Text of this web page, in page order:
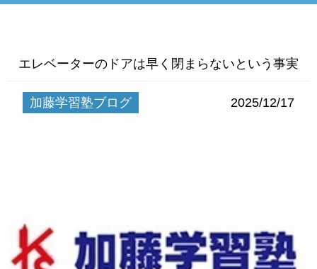
エレベーターのドアは早く閉まらないという事実
加藤学習塾ブログ 2025/12/17